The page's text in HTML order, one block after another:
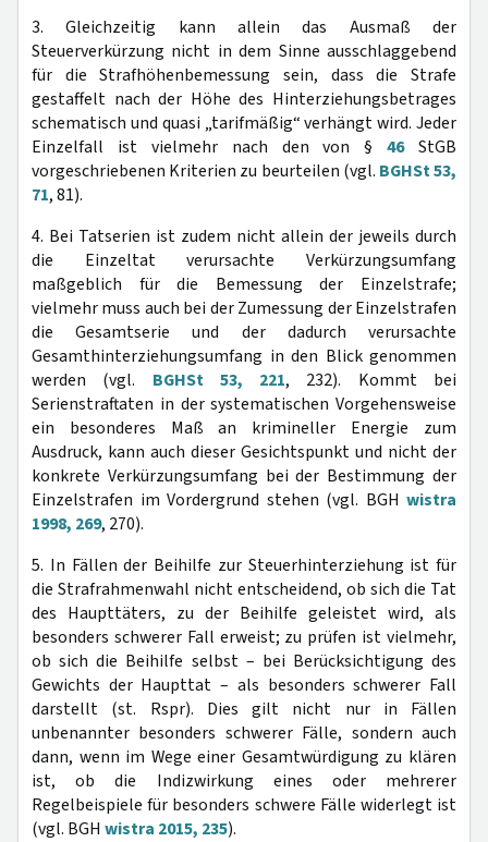
3. Gleichzeitig kann allein das Ausmaß der
Steuerverkürzung nicht in dem Sinne ausschlaggebend
für die Strafhöhenbemessung sein, dass die Strafe
gestaffelt nach der Höhe des Hinterziehungsbetrages
schematisch und quasi „tarifmäßig“ verhängt wird. Jeder
Einzelfall ist vielmehr nach den von §46StGB
vorgeschriebenen Kriterien zu beurteilen (vgl. BGHSt 53,
71, 81).
4. Bei Tatserien ist zudem nicht allein der jeweils durch
die Einzeltat verursachte Verkürzungsumfang
maßgeblich für die Bemessung der Einzelstrafe;
vielmehr muss auch bei der Zumessung der Einzelstrafen
die Gesamtserie und der dadurch verursachte
Gesamthinterziehungsumfang in den Blick genommen
werden (vgl. BGHSt 53, 221, 232). Kommt bei
Serienstraftaten in der systematischen Vorgehensweise
ein besonderes Maß an krimineller Energie zum
Ausdruck, kann auch dieser Gesichtspunkt und nicht der
konkrete Verkürzungsumfang bei der Bestimmung der
Einzelstrafen im Vordergrund stehen (vgl. BGH wistra
1998, 269, 270).
5. In Fällen der Beihilfe zur Steuerhinterziehung ist für
die Strafrahmenwahl nicht entscheidend, ob sich die Tat
des Haupttäters, zu der Beihilfe geleistet wird, als
besonders schwerer Fall erweist; zu prüfen ist vielmehr,
ob sich die Beihilfe selbst – bei Berücksichtigung des
Gewichts der Haupttat – als besonders schwerer Fall
darstellt (st. Rspr). Dies gilt nicht nur in Fällen
unbenannter besonders schwerer Fälle, sondern auch
dann, wenn im Wege einer Gesamtwürdigung zu klären
ist, ob die Indizwirkung eines oder mehrerer
Regelbeispiele für besonders schwere Fälle widerlegt ist
(vgl. BGH wistra 2015, 235).